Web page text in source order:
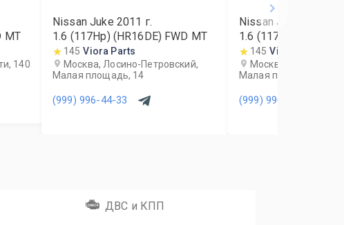
MT
140
Nissan Juke 2011 г.
1.6 (117Hp) (HR16DE) FWD MT
145 Viora Parts
Москва, Лосино-Петровский,
Малая площадь, 14
(999) 996-44-33
Nissan Juke
1.6 (117Hp)
145 Viora Parts
Москва, Лосино-
Малая площадь, 14
(999) 996-44-33
ДВС и КПП